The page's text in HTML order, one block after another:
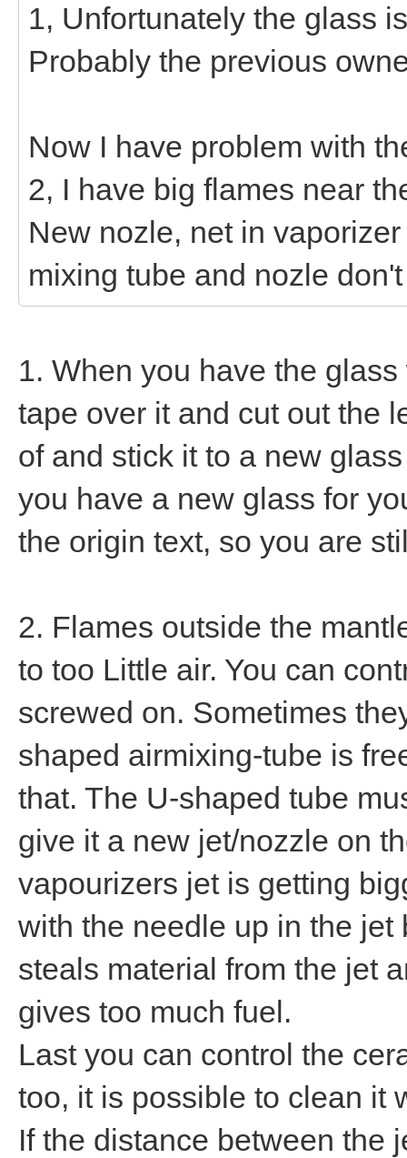
1, Unfortunately the glass
Probably the previous
Now I have problem with
2, I have big flames near
New nozle, net in
mixing tube and nozle
1. When you have the
tape over it and cut out the
of and stick it to a new
you have a new glass for
the origin text, so you are
2. Flames outside the
to too Little air. You can
screwed on. Sometimes
shaped airmixing-tube is
that. The U-shaped tube
give it a new jet/nozzle on
vapourizers jet is getting
with the needle up in the
steals material from the jet
gives too much fuel.
Last you can control the
too, it is possible to clean it
If the distance between the